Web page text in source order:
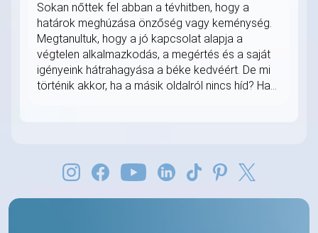
Sokan nőttek fel abban a tévhitben, hogy a
határok meghúzása önzőség vagy keménység.
Megtanultuk, hogy a jó kapcsolat alapja a
végtelen alkalmazkodás, a megértés és a saját
igényeink hátrahagyása a béke kedvéért. De mi
történik akkor, ha a másik oldalról nincs híd? Ha...